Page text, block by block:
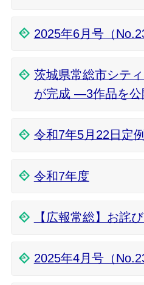
2025年6月号（
茨城県常総市シテ
が完成 ―3作品を
令和7年5月22日定
令和7年度
【広報常総】お詫
2025年4月号（